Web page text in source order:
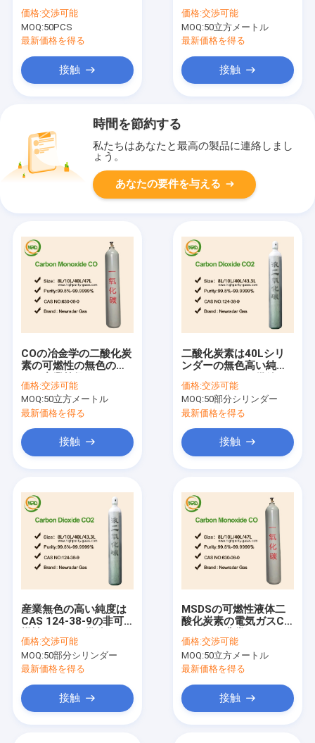
スにガスを供給する
価格:交渉可能
MOQ:50PCS
最新価格を得る
接触
給する
価格:交渉可能
MOQ:50立方メートル
最新価格を得る
接触
時間を節約する
私たちはあなたと最高の製品に連絡しまし
ょう。
あなたの要件を与える
COの冶金学の二酸化炭
素の可燃性の無色のガ
価格:交渉可能
MOQ:50立方メートル
最新価格を得る
接触
二酸化炭素は40Lシリ
ンダーの無色高い純度
る
価格:交渉可能
MOQ:50部分シリンダー
最新価格を得る
接触
産業無色の高い純度は
CAS 124-38-9の非可
価格:交渉可能
MOQ:50部分シリンダー
最新価格を得る
接触
MSDSの可燃性液体二
酸化炭素の電気ガスCO
価格:交渉可能
MOQ:50立方メートル
最新価格を得る
接触